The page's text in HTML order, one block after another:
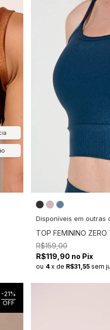
Disponíveis em outras
TOP FEMININO ZERO
R$159,00
R$119,90 no Pix
ou 4 x de R$31,55 sem
-21%
OFF